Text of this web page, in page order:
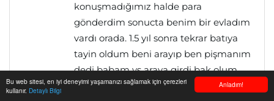
Anladım!
Bu web sitesi, en iyi deneyimi yaşamanızı sağlamak için çerezleri
kullanır. Detaylı Bilgi
konuşmadığımız halde para
gönderdim sonucta benim bir evladım
vardı orada. 1.5 yıl sonra tekrar batıya
tayin oldum beni arayıp ben pişmanım
dedi babam vs araya girdi bak olum
cocugun var diyerek beni ikna ettiler